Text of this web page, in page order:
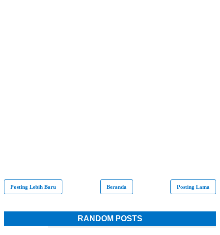
Posting Lebih Baru Posting Lama
Beranda
RANDOM POSTS